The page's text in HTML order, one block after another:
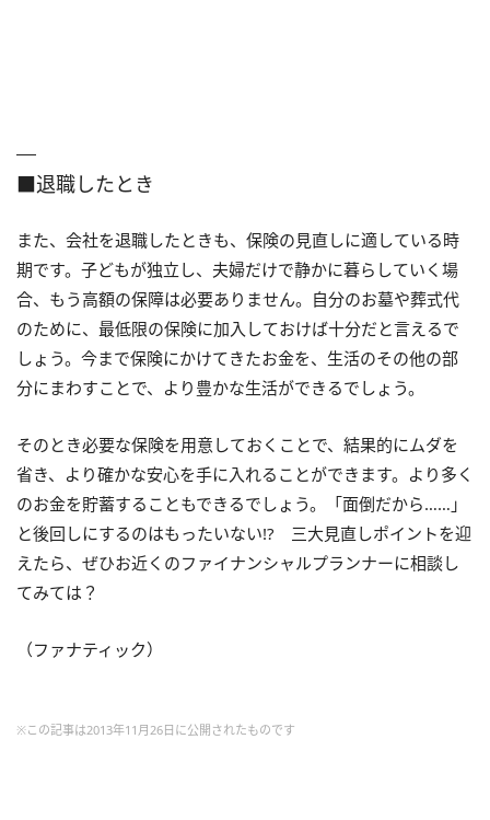
■退職したとき
また、会社を退職したときも、保険の見直しに適している時
期です。子どもが独立し、夫婦だけで静かに暮らしていく場
合、もう高額の保障は必要ありません。自分のお墓や葬式代
のために、最低限の保険に加入しておけば十分だと言えるで
しょう。今まで保険にかけてきたお金を、生活のその他の部
分にまわすことで、より豊かな生活ができるでしょう。
そのとき必要な保険を用意しておくことで、結果的にムダを
省き、より確かな安心を手に入れることができます。より多く
のお金を貯蓄することもできるでしょう。「面倒だから……」
と後回しにするのはもったいない!? 三大見直しポイントを迎
えたら、ぜひお近くのファイナンシャルプランナーに相談し
てみては？
（ファナティック）
※この記事は2013年11月26日に公開されたものです